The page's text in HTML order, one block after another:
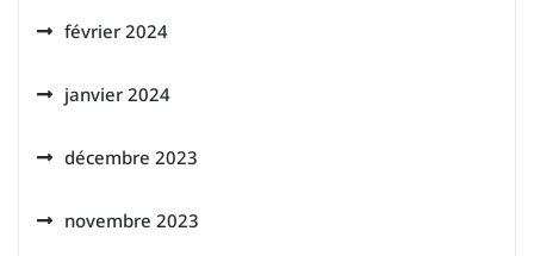
février 2024
janvier 2024
décembre 2023
novembre 2023